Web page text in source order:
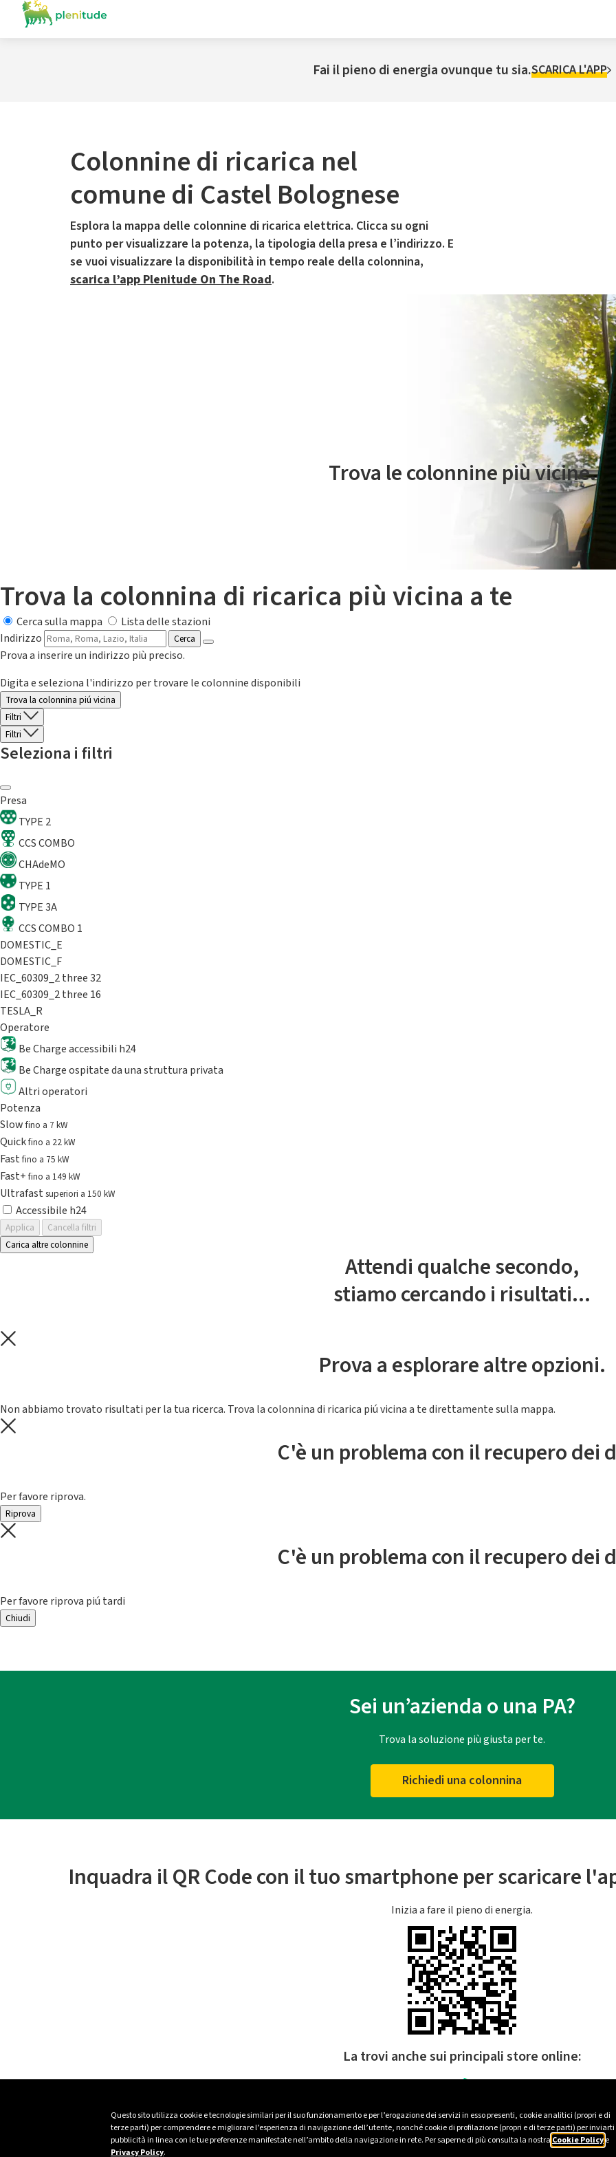
Questo sito utilizza cookie e tecnologie similari per il suo funzionamento e per l’erogazione dei servizi in esso presenti, cookie analitici (propri e di
terze parti) per comprendere e migliorare l’esperienza di navigazione dell’utente, nonché cookie di profilazione (propri e di terze parti) per inviarti
pubblicità in linea con le tue preferenze manifestate nell’ambito della navigazione in rete. Per saperne di più consulta la nostra Cookie Policye
Privacy Policy.
Fai il pieno di energia ovunque tu sia.SCARICA L'APP
Colonnine di ricarica nel
comune di Castel Bolognese
Esplora la mappa delle colonnine di ricarica elettrica. Clicca su ogni
punto per visualizzare la potenza, la tipologia della presa e l’indirizzo. E
se vuoi visualizzare la disponibilità in tempo reale della colonnina,
scarica l’app Plenitude On The Road.
Il servizio di mobilità elettrica è gestito da Plenitude On The Road
Trova le colonnine più vicine.
Trova la colonnina di ricarica più vicina a te
Cerca sulla mappa
Lista delle stazioni
Indirizzo
Cerca
Prova a inserire un indirizzo più preciso.
Digita e seleziona l'indirizzo per trovare le colonnine disponibili
Trova la colonnina piú vicina
Filtri
Filtri
Seleziona i filtri
Presa
TYPE 2
CCS COMBO
CHAdeMO
TYPE 1
TYPE 3A
CCS COMBO 1
DOMESTIC_E
DOMESTIC_F
IEC_60309_2 three 32
IEC_60309_2 three 16
TESLA_R
Operatore
Be Charge accessibili h24
Be Charge ospitate da una struttura privata
Altri operatori
Potenza
Slowfino a 7 kW
Quickfino a 22 kW
Fastfino a 75 kW
Fast+fino a 149 kW
Ultrafast superiori a 150 kW
Accessibile h24
Applica
Cancella filtri
Carica altre colonnine
Attendi qualche secondo,
stiamo cercando i risultati...
Prova a esplorare altre opzioni.
Non abbiamo trovato risultati per la tua ricerca. Trova la colonnina di ricarica piú vicina a te direttamente sulla mappa.
C'è un problema con il recupero dei
Per favore riprova.
Riprova
C'è un problema con il recupero dei
Per favore riprova piú tardi
Chiudi
Sei un’azienda o una PA?
Trova la soluzione più giusta per te.
Richiedi una colonnina
Inquadra il QR Code con il tuo smartphone per scaricare
Inizia a fare il pieno di energia.
La trovi anche sui principali store online: